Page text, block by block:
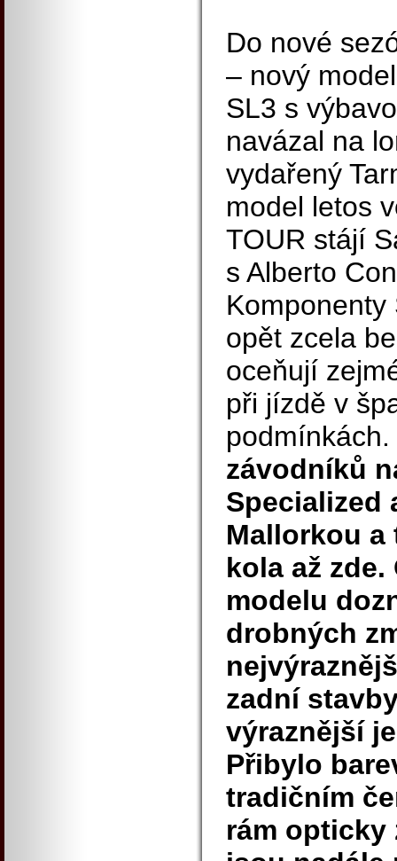
Do nové
– nový
SL3 s
navázal na
vydařený
model letos
TOUR stájí
s Alberto
opět zcela
oceňují
při jízdě v
podmínkách.
závodníků
Specialized
Mallorkou
kola až
modelu
drobných
zadní
výraznější
Přibylo
tradičním
rám